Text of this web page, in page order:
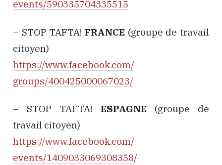
events/590335704335515
– STOP TAFTA! FRANCE (groupe de travail
citoyen)
https://www.facebook.com/
groups/400425000067023/
– STOP TAFTA! ESPAGNE(groupe de
travail citoyen)
https://www.facebook.com/
events/1409033069308358/